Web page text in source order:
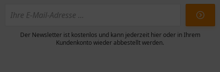
Der Newsletter ist kostenlos und kann jederzeit hier oder in Ihrem
Kundenkonto wieder abbestellt werden.